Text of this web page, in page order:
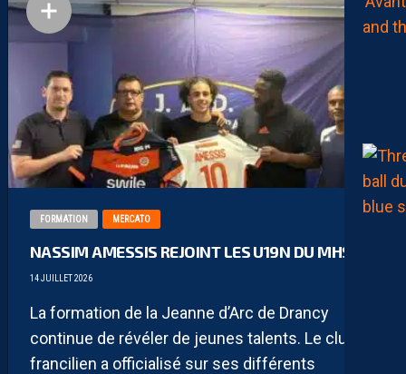
FORMATION MERCATO
NASSIM AMESSIS REJOINT LES U19N DU MHSC
14 JUILLET 2026
La formation de la Jeanne d’Arc de Drancy
continue de révéler de jeunes talents. Le club
francilien a officialisé sur ses différents